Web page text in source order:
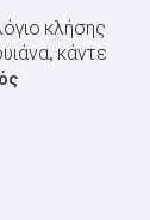
κλήσης
κάντε